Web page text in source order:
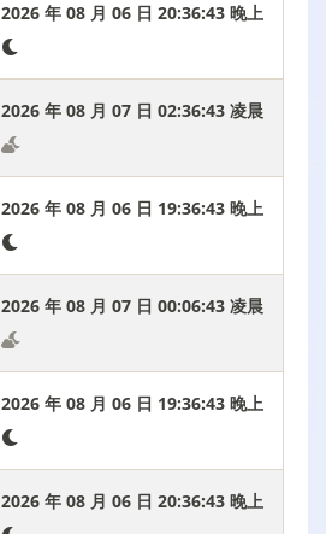
2026 年 08 月 06 日 20:36:44 晚上
2026 年 08 月 07 日 02:36:44 凌晨
2026 年 08 月 06 日 19:36:44 晚上
2026 年 08 月 07 日 00:06:44 凌晨
2026 年 08 月 06 日 19:36:44 晚上
2026 年 08 月 06 日 20:36:44 晚上